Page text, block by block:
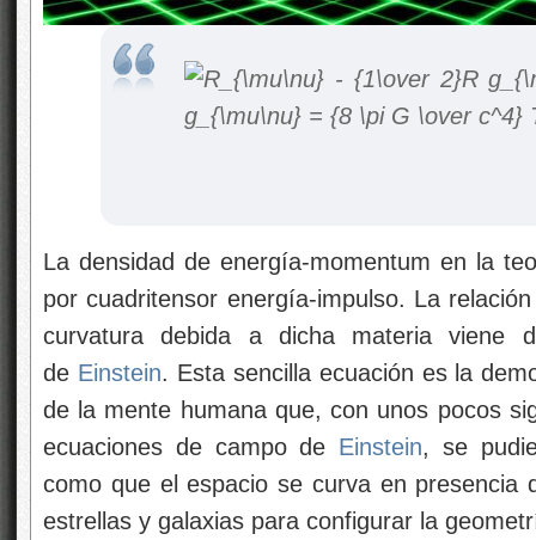
La densidad de energía-momentum en la
por cuadritensor energía-impulso. La
curvatura debida a dicha materia viene
de Einstein. Esta sencilla ecuación es la
de la mente humana que, con unos pocos
ecuaciones de campo de Einstein, se
como que el espacio se curva en presencia
estrellas y galaxias para configurar la